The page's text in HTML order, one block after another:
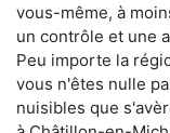
vous-même, à
un contrôle et une
Peu importe la
vous n'êtes nulle
nuisibles que